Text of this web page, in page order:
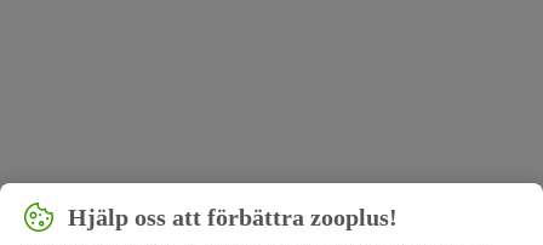
Hjälp oss att förbättra zooplus!